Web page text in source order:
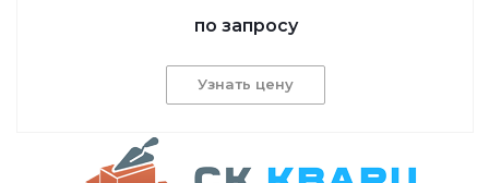
по запросу
Узнать цену